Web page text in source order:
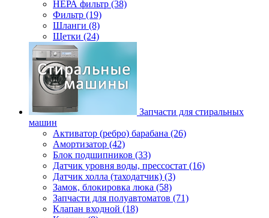
НЕРА фильтр (38)
Фильтр (19)
Шланги (8)
Щетки (24)
Запчасти для стиральных
машин
Активатор (ребро) барабана (26)
Амортизатор (42)
Блок подшипников (33)
Датчик уровня воды, прессостат (16)
Датчик холла (таходатчик) (3)
Замок, блокировка люка (58)
Запчасти для полуавтоматов (71)
Клапан входной (18)